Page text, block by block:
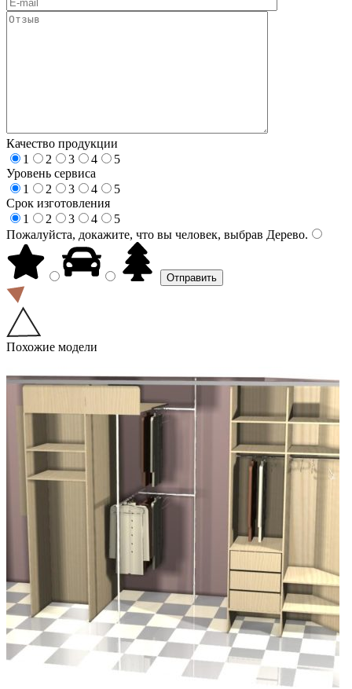
Качество продукции
1
2 3 4
5
Уровень сервиса
1
2 3 4
5
Срок изготовления
1
2 3 4
5
Пожалуйста, докажите, что вы человек, выбрав Дерево.
Похожие модели